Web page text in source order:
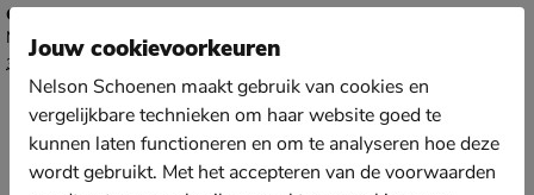
Calvin Klein
Mutsen - grijs
van € 39,99 voor € 27,99
39 27,99
Jouw cookievoorkeuren
Nelson Schoenen maakt gebruik van cookies en
vergelijkbare technieken om haar website goed te
kunnen laten functioneren en om te analyseren hoe deze
wordt gebruikt. Met het accepteren van de voorwaarden